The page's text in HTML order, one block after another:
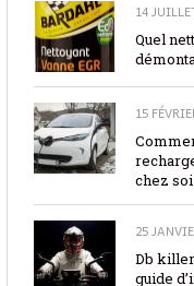
14
Quel
15
chez soi
25
Db
guide